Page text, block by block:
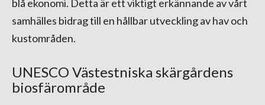
blå ekonomi. Detta är ett viktigt erkännande av vårt
samhälles bidrag till en hållbar utveckling av hav och
kustområden.
UNESCO Västestniska skärgårdens
biosfärområde